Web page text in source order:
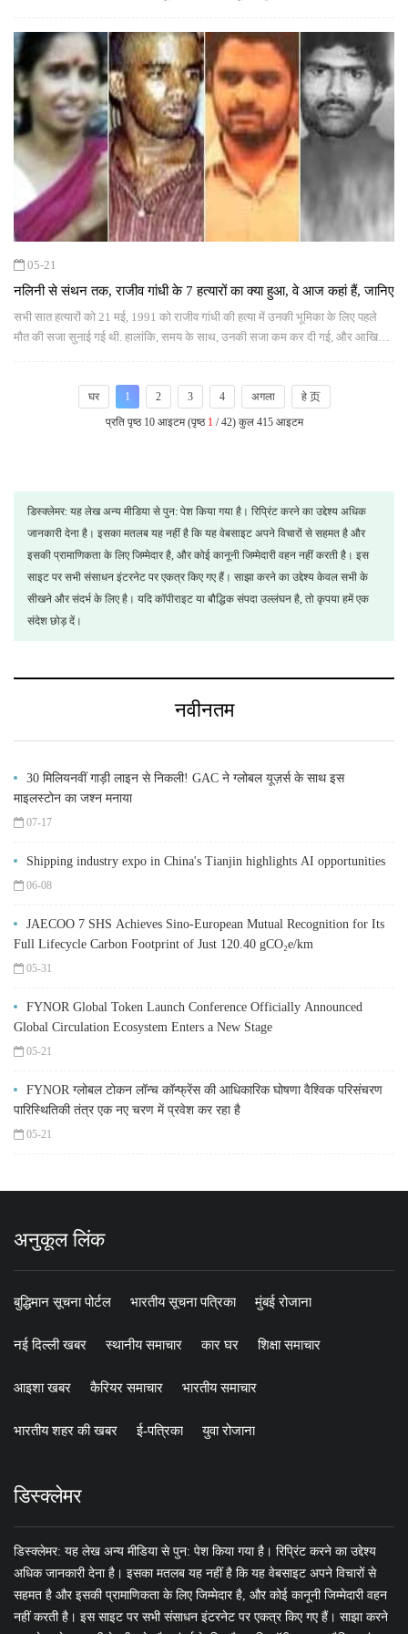
05-21
नलिनी से संथन तक, राजीव गांधी के 7 हत्यारों का क्या हुआ, वे आज कहां हैं, जानिए
सभी सात हत्यारों को 21 मई, 1991 को राजीव गांधी की हत्या में उनकी भूमिका के लिए पहले
मौत की सजा सुनाई गई थी. हालांकि, समय के साथ, उनकी सजा कम कर दी गई, और आखिर में
घर 1 2 3 4 अगला
हे 页
प्रति पृष्ठ 10 आइटम (पृष्ठ 1/ 42) कुल 415 आइटम
डिस्क्लेमर: यह लेख अन्य मीडिया से पुन: पेश किया गया है। रिप्रिंट करने का उद्देश्य अधिक
जानकारी देना है। इसका मतलब यह नहीं है कि यह वेबसाइट अपने विचारों से सहमत है और
इसकी प्रामाणिकता के लिए जिम्मेदार है, और कोई कानूनी जिम्मेदारी वहन नहीं करती है। इस
साइट पर सभी संसाधन इंटरनेट पर एकत्र किए गए हैं। साझा करने का उद्देश्य केवल सभी के
सीखने और संदर्भ के लिए है। यदि कॉपीराइट या बौद्धिक संपदा उल्लंघन है, तो कृपया हमें एक
संदेश छोड़ दें।
नवीनतम
30 मिलियनवीं गाड़ी लाइन से निकली! GAC ने ग्लोबल यूज़र्स के साथ इस
माइलस्टोन का जश्न मनाया
07-17
Shipping industry expo in China's Tianjin highlights AI opportunities
06-08
JAECOO 7 SHS Achieves Sino-European Mutual Recognition for Its
Full Lifecycle Carbon Footprint of Just 120.40 gCO₂e/km
05-31
FYNOR Global Token Launch Conference Officially Announced
Global Circulation Ecosystem Enters a New Stage
05-21
FYNOR ग्लोबल टोकन लॉन्च कॉन्फ्रेंस की आधिकारिक घोषणा वैश्विक परिसंचरण
पारिस्थितिकी तंत्र एक नए चरण में प्रवेश कर रहा है
05-21
अनुकूल लिंक
बुद्धिमान सूचना पोर्टल भारतीय सूचना पत्रिका मुंबई रोजाना
नई दिल्ली खबर स्थानीय समाचार कार घर शिक्षा समाचार
आइशा खबर कैरियर समाचार भारतीय समाचार
भारतीय शहर की खबर ई-पत्रिका युवा रोजाना
डिस्क्लेमर
डिस्क्लेमर: यह लेख अन्य मीडिया से पुन: पेश किया गया है। रिप्रिंट करने का उद्देश्य
अधिक जानकारी देना है। इसका मतलब यह नहीं है कि यह वेबसाइट अपने विचारों से
सहमत है और इसकी प्रामाणिकता के लिए जिम्मेदार है, और कोई कानूनी जिम्मेदारी वहन
नहीं करती है। इस साइट पर सभी संसाधन इंटरनेट पर एकत्र किए गए हैं। साझा करने